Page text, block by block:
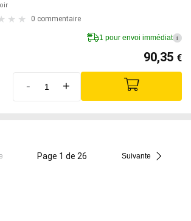
0 commentaire
1 pour envoi immédiat i
90,35 €
- +
Page 1 de 26 Suivante